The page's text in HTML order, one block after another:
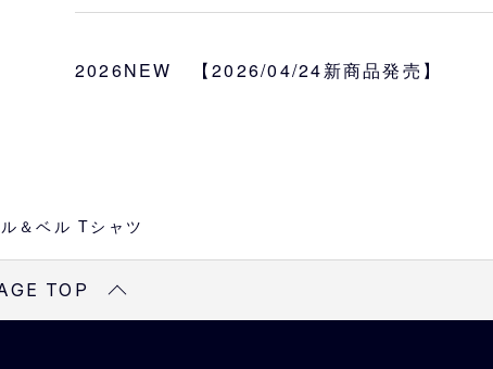
S、M、L、XL
綿100％
S 66 49 44 19
XL
※サイズは目安になります
※
商品によってはサイズが異なる場合もござい
2026NEW 【2026/04/24新商品発売】
＆ベル Tシャツ
TOP